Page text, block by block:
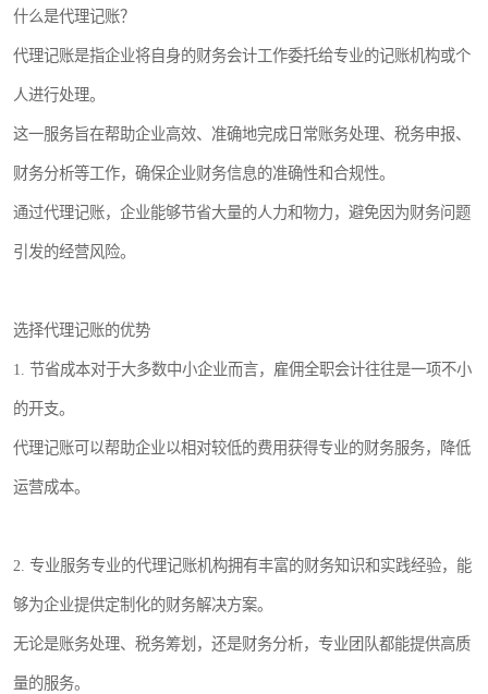
什么是代理记账？
代理记账是指企业将自身的财务会计工作委托给专业的记账机构或个
人进行处理。
这一服务旨在帮助企业高效、准确地完成日常账务处理、税务申报、
财务分析等工作，确保企业财务信息的准确性和合规性。
通过代理记账，企业能够节省大量的人力和物力，避免因为财务问题
引发的经营风险。
选择代理记账的优势
1. 节省成本对于大多数中小企业而言，雇佣全职会计往往是一项不小
的开支。
代理记账可以帮助企业以相对较低的费用获得专业的财务服务，降低
运营成本。
2. 专业服务专业的代理记账机构拥有丰富的财务知识和实践经验，能
够为企业提供定制化的财务解决方案。
无论是账务处理、税务筹划，还是财务分析，专业团队都能提供高质
量的服务。